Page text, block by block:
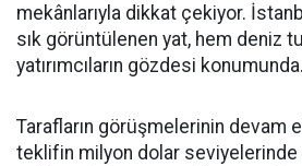
mekânlarıyla dikkat çekiyor.
sık görüntülenen yat, hem deniz
yatırımcıların gözdesi konumunda.
Tarafların görüşmelerinin devam
teklifin milyon dolar